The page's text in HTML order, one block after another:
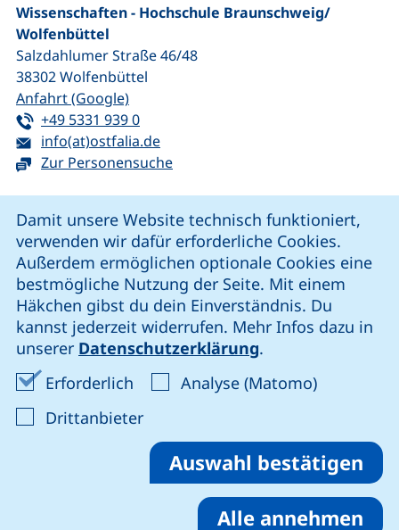
Damit unsere Website technisch funktioniert,
verwenden wir dafür erforderliche Cookies.
Außerdem ermöglichen optionale Cookies eine
bestmögliche Nutzung der Seite. Mit einem
Häkchen gibst du dein Einverständnis. Du
kannst jederzeit widerrufen. Mehr Infos dazu in
unserer Datenschutzerklärung.
Erforderlich Erforderliche Cookies akzeptieren
Analyse (Matomo)Analyse-
Drittanbieter: Cookies von Drittanbieter
Auswahl bestätigen
Alle annehmen
Wissenschaften - Hochschule Braunschweig/​
Wolfenbüttel
Salzdahlumer Straße 46/48
38302Wolfenbüttel
Anfahrt (Google)(externer Link, öffnet neues Fenster)
Tel:
+49 5331 939 0(startet einen Telefonanruf, wenn Ihr
E-Mail:
info(at)ostfalia.de(öffnet Ihr E-Mail-Programm)
Zur Personensuche
unsere Facebook-Seite (externer Link, öffnet neues
unsere LinkedIn-Seite (externer Link, öffnet
unsere Instagram-Seite (externer Link,
unsere YouTube-Seite (externer
Cookie-Einstellungen
Impressum
Datenschutz
Erklärung zur Barrierefreiheit